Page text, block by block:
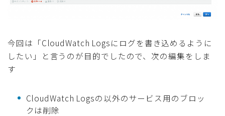
今回は「CloudWatch Logsにログを書き込めるように
したい」と言うのが目的でしたので、次の編集をしま
す
CloudWatch Logsの以外のサービス用のブロッ
クは削除